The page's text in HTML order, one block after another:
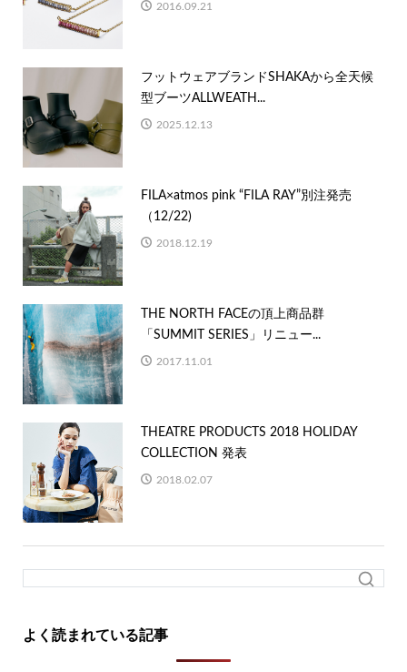
2016.09.21
フットウェアブランドSHAKAから全天候
型ブーツALLWEATH...
2025.12.13
FILA×atmos pink “FILA RAY”別注発売
（12/22)
2018.12.19
THE NORTH FACEの頂上商品群
「SUMMIT SERIES」リニュー...
2017.11.01
THEATRE PRODUCTS 2018 HOLIDAY
COLLECTION 発表
2018.02.07
よく読まれている記事